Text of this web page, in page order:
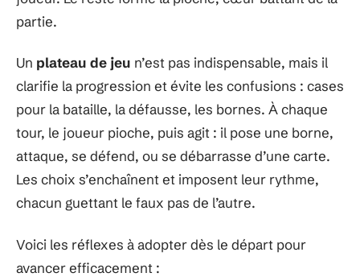
partie.
Un plateau de jeu n’est pas indispensable, mais il
clarifie la progression et évite les confusions : cases
pour la bataille, la défausse, les bornes. À chaque
tour, le joueur pioche, puis agit : il pose une borne,
attaque, se défend, ou se débarrasse d’une carte.
Les choix s’enchaînent et imposent leur rythme,
chacun guettant le faux pas de l’autre.
Voici les réflexes à adopter dès le départ pour
avancer efficacement :